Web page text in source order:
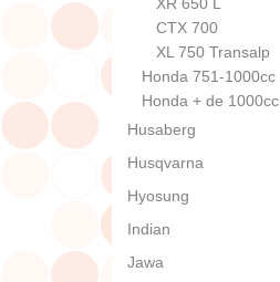
CTX 700
XL 750 Transalp
Honda 751-1000cc
Honda + de 1000cc
Husaberg
Husqvarna
Hyosung
Indian
Jawa